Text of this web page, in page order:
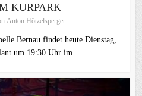
KURPARK
Anton Hötzelsperger
Bernau findet heute Dienstag,
um 19:30 Uhr im...